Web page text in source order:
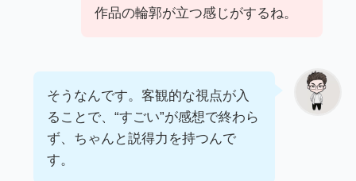
作品の輪郭が立つ感じがするね。
そうなんです。客観的な視点が入
ることで、“すごい”が感想で終わら
ず、ちゃんと説得力を持つんで
す。